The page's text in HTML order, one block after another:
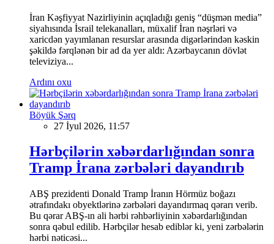
İran Kəşfiyyat Nazirliyinin açıqladığı geniş “düşmən media”
siyahısında İsrail telekanalları, müxalif İran nəşrləri və
xaricdən yayımlanan resurslar arasında digərlərindən kəskin
şəkildə fərqlənən bir ad da yer aldı: Azərbaycanın dövlət
televiziya...
Ardını oxu
Böyük Şərq
27 İyul 2026, 11:57
Hərbçilərin xəbərdarlığından sonra
Tramp İrana zərbələri dayandırıb
ABŞ prezidenti Donald Tramp İranın Hörmüz boğazı
ətrafındakı obyektlərinə zərbələri dayandırmaq qərarı verib.
Bu qərar ABŞ-ın ali hərbi rəhbərliyinin xəbərdarlığından
sonra qəbul edilib. Hərbçilər hesab ediblər ki, yeni zərbələrin
hərbi nəticəsi...